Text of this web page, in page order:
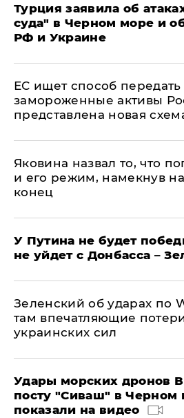
Турция заявила об
суда" в Черном море и
РФ и Украине
ЕС ищет способ
замороженные активы
представлена новая
Яковина назвал то, что
и его режим, намекнув
конец
У Путина не будет
не уйдет с Донбасса –
Зеленский об ударах по
там впечатляющие
украинских сил
Удары морских дронов
посту "Сиваш" в Черном
показали на видео